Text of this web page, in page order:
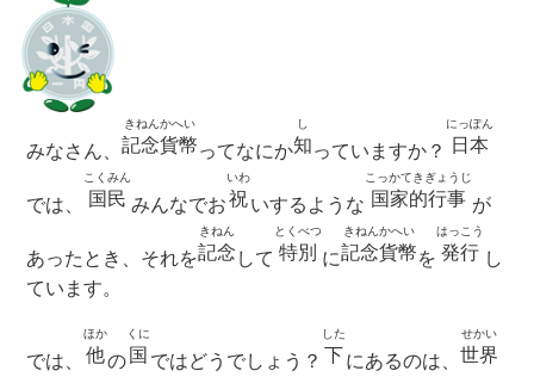
みなさん、記念貨幣
きねんかへい
ってなにか知
し
っていますか？ 日本
にっぽん
では、 国民
こくみん
みんなでお祝
いわ
いするような 国家的行事
こっかてきぎょうじ
が
あったとき、それを記念
きねん
して 特別
とくべつ
に記念貨幣
きねんかへい
を 発行
はっこう
し
ています。
では、 他
ほか
の 国
くに
ではどうでしょう？ 下
した
にあるのは、 世界
せかい